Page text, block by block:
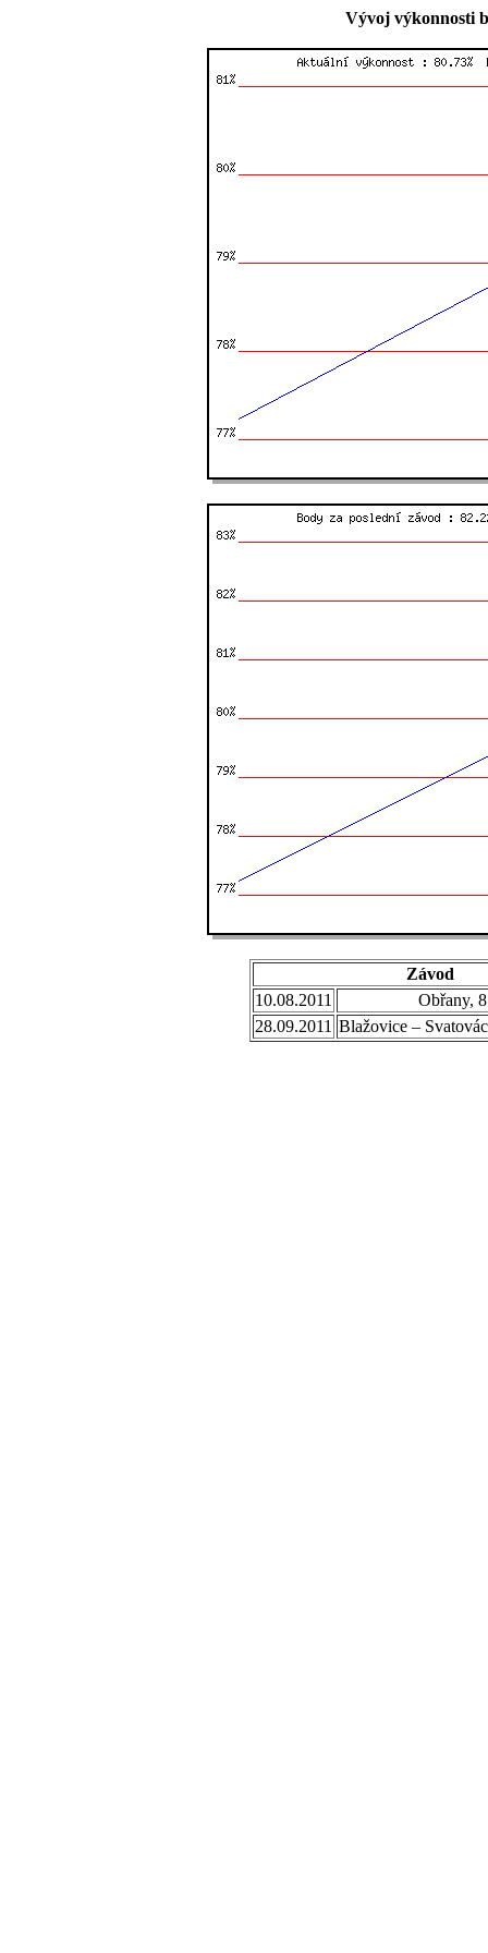
Vývoj výkonnosti
Závod
10.08.2011
Obřany,
28.09.2011 Blažovice –